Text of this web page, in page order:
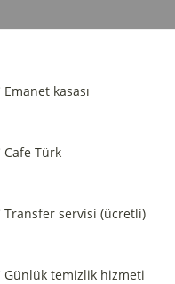
Emanet kasası
Cafe Türk
Transfer servisi (ücretli)
Günlük temizlik hizmeti